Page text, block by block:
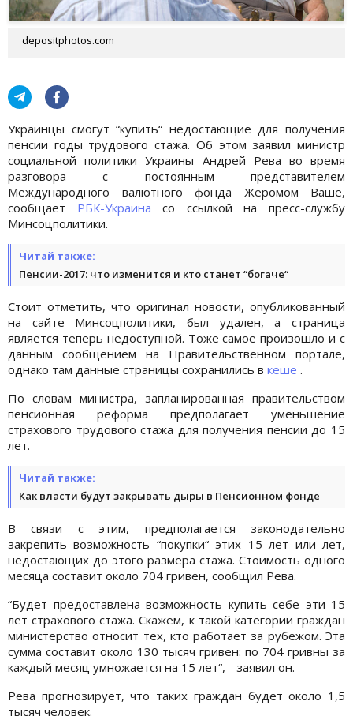
depositphotos.com
Украинцы смогут “купить“ недостающие для получения
пенсии годы трудового стажа. Об этом заявил министр
социальной политики Украины Андрей Рева во время
разговора с постоянным представителем
Международного валютного фонда Жеромом Ваше,
сообщает РБК-Украина со ссылкой на пресс-службу
Минсоцполитики.
Читай также:
Пенсии-2017: что изменится и кто станет “богаче“
Стоит отметить, что оригинал новости, опубликованный
на сайте Минсоцполитики, был удален, а страница
является теперь недоступной. Тоже самое произошло и с
данным сообщением на Правительственном портале,
однако там данные страницы сохранились в кеше .
По словам министра, запланированная правительством
пенсионная реформа предполагает уменьшение
страхового трудового стажа для получения пенсии до 15
лет.
Читай также:
Как власти будут закрывать дыры в Пенсионном фонде
В связи с этим, предполагается законодательно
закрепить возможность “покупки“ этих 15 лет или лет,
недостающих до этого размера стажа. Стоимость одного
месяца составит около 704 гривен, сообщил Рева.
“Будет предоставлена возможность купить себе эти 15
лет страхового стажа. Скажем, к такой категории граждан
министерство относит тех, кто работает за рубежом. Эта
сумма составит около 130 тысяч гривен: по 704 гривны за
каждый месяц умножается на 15 лет“, - заявил он.
Рева прогнозирует, что таких граждан будет около 1,5
тысяч человек.